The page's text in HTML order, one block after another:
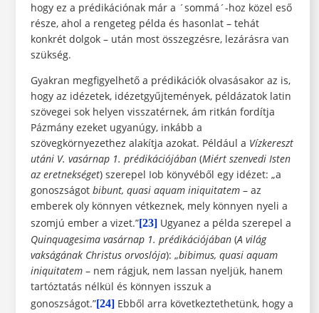
hogy ez a prédikációnak már a ´sommá´-hoz közel eső
része, ahol a rengeteg példa és hasonlat – tehát
konkrét dolgok – után most összegzésre, lezárásra van
szükség.
Gyakran megfigyelhető a prédikációk olvasásakor az is,
hogy az idézetek, idézetgyűjtemények, példázatok latin
szövegei sok helyen visszatérnek, ám ritkán fordítja
Pázmány ezeket ugyanúgy, inkább a
szövegkörnyezethez alakítja azokat. Például a Vízkereszt
utáni V. vasárnap 1. prédikációjában(Miért szenvedi Isten
az eretnekséget) szerepel Iob könyvéből egy idézet: „a
gonoszságot bibunt, quasi aquam iniquitatem – az
emberek oly könnyen vétkeznek, mely könnyen nyeli a
szomjú ember a vizet.”[23]Ugyanez a példa szerepel a
Quinquagesima vasárnap 1. prédikációjában(A világ
vakságának Christus orvoslója): „bibimus, quasi aquam
iniquitatem– nem rágjuk, nem lassan nyeljük, hanem
tartóztatás nélkül és könnyen isszuk a
gonoszságot.”[24]Ebből arra következtethetünk, hogy a